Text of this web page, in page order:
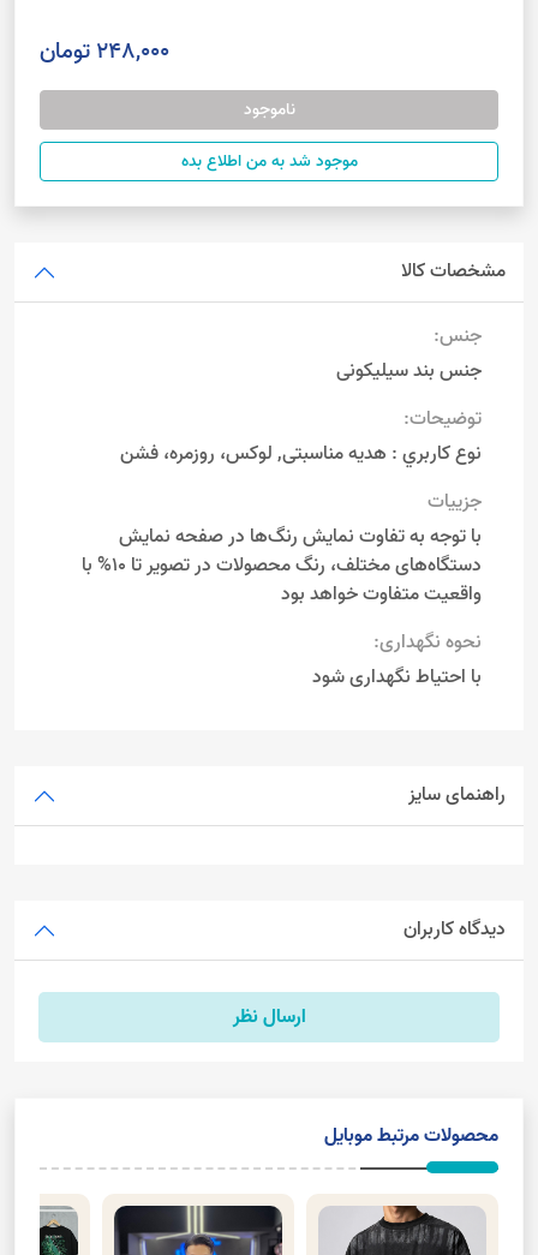
248,000 تومان
ناموجود
موجود شد به من اطلاع بده
مشخصات کالا
جنس:
جنس بند سیلیکونی
توضیحات:
نوع کاربري : هدیه مناسبتی, لوکس، روزمره، فشن
جزییات
با توجه به تفاوت نمایش رنگ‌ها در صفحه نمایش
دستگاه‌های مختلف، رنگ محصولات در تصویر تا 10% با
واقعیت متفاوت خواهد بود
نحوه نگهداری:
با احتیاط نگهداری شود
راهنمای سایز
دیدگاه کاربران
ارسال نظر
محصولات مرتبط موبایل